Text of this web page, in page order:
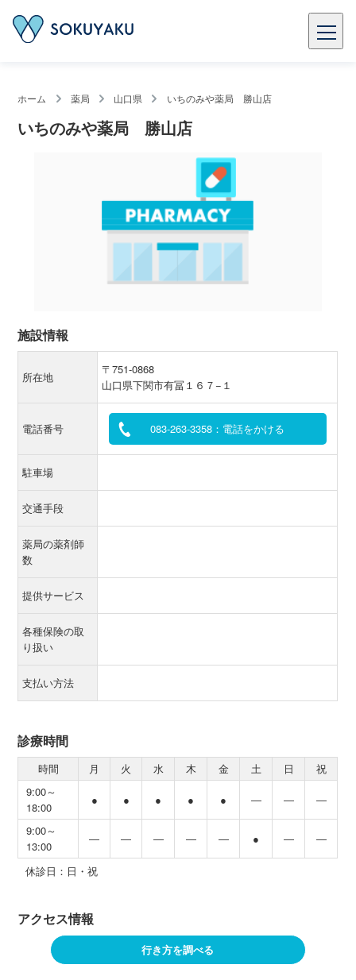
ホーム 薬局 山口県 いちのみや薬局 勝山店
いちのみや薬局 勝山店
施設情報
所在地
〒751-0868
山口県下関市有冨１６７−１
電話番号 083-263-3358：電話をかける
駐車場
交通手段
薬局の薬剤師
数
提供サービス
各種保険の取
り扱い
支払い方法
診療時間
時間 月 火 水 木 金 土 日
祝
9:00～
18:00
● ● ● ● ● ― ― ―
9:00～
13:00
― ― ― ― ― ● ― ―
休診日：日・祝
アクセス情報
行き方を調べる